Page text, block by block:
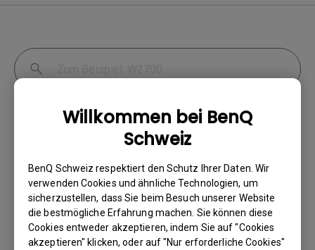
Willkommen bei BenQ
Schweiz
BenQ Schweiz respektiert den Schutz Ihrer Daten. Wir
verwenden Cookies und ähnliche Technologien, um
sicherzustellen, dass Sie beim Besuch unserer Website
die bestmögliche Erfahrung machen. Sie können diese
Cookies entweder akzeptieren, indem Sie auf "Cookies
akzeptieren" klicken, oder auf "Nur erforderliche Cookies"
Bildschirm & Bild
Verbindung
Spezifikation & Funktion
Kompatibilität